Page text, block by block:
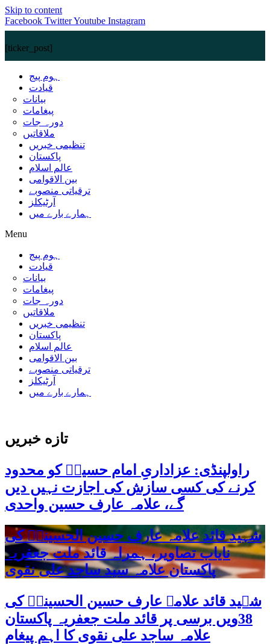
Skip to content
Facebook TwitterYoutube Instagram
[ticker_post]
ہوم پیج
قیادت
بیانات
پیغامات
دورہ جات
ملاقاتیں
تنظیمی خبریں
پاکستان
عالم اسلام
بین الاقوامی
ترقیاتی منصوبے
آرٹیکلز
ہمارے بارے میں
Menu
ہوم پیج
قیادت
بیانات
پیغامات
دورہ جات
ملاقاتیں
تنظیمی خبریں
پاکستان
عالم اسلام
بین الاقوامی
ترقیاتی منصوبے
آرٹیکلز
ہمارے بارے میں
تازه خبریں
راولپنڈی: عزاداریِ امام حسینؑ کو محدود
کرنے کی کسی سازش کی اجازت نہیں دیں
گے، علامہ عارف حسین واحدی
شہید قائد علامہ عارف حسین الحسینیؒ کی
نایاب تصاویر، ہمراہ قائد ملت جعفریہ
پاکستان علامہ سید ساجد علی نقوی
شہید قائد علامہ عارف حسین الحسینیؒ کی
38ویں برسی پر قائد ملت جعفریہ پاکستان
علامہ ساجد علی نقوی کا اہم پیغام